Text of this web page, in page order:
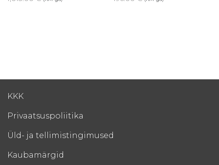
KKK
Privaatsuspoliitika
Üld- ja tellimistingimused
Kaubamärgid